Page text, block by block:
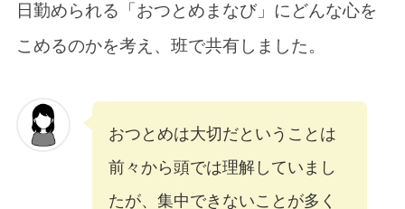
日勤められる「おつとめまなび」にどんな心を
こめるのかを考え、班で共有しました。
おつとめは大切だということは
前々から頭では理解していまし
たが、集中できないことが多く